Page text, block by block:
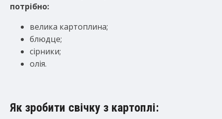
потрібно:
велика картоплина;
блюдце;
сірники;
олія.
Як зробити свічку з картоплі: